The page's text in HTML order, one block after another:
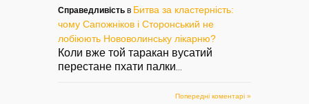
Справедливість в Битва за кластерність:
чому Сапожніков і Сторонський не
лобіюють Нововолинську лікарню?
Коли вже той таракан вусатий
перестане пхати палки
Попередні коментарі »